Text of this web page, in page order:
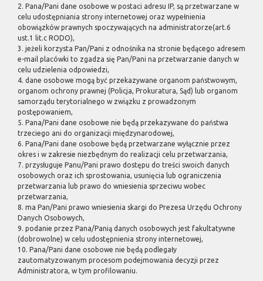
2. Pana/Pani dane osobowe w postaci adresu IP, są przetwarzane w
celu udostępniania strony internetowej oraz wypełnienia
obowiązków prawnych spoczywających na administratorze(art.6
ust.1 lit.c RODO),
3. jeżeli korzysta Pan/Pani z odnośnika na stronie będącego adresem
e-mail placówki to zgadza się Pan/Pani na przetwarzanie danych w
celu udzielenia odpowiedzi,
4. dane osobowe mogą być przekazywane organom państwowym,
organom ochrony prawnej (Policja, Prokuratura, Sąd) lub organom
samorządu terytorialnego w związku z prowadzonym
postępowaniem,
5. Pana/Pani dane osobowe nie będą przekazywane do państwa
trzeciego ani do organizacji międzynarodowej,
6. Pana/Pani dane osobowe będą przetwarzane wyłącznie przez
okres i w zakresie niezbędnym do realizacji celu przetwarzania,
7. przysługuje Panu/Pani prawo dostępu do treści swoich danych
osobowych oraz ich sprostowania, usunięcia lub ograniczenia
przetwarzania lub prawo do wniesienia sprzeciwu wobec
przetwarzania,
8. ma Pan/Pani prawo wniesienia skargi do Prezesa Urzędu Ochrony
Danych Osobowych,
9. podanie przez Pana/Panią danych osobowych jest fakultatywne
(dobrowolne) w celu udostępnienia strony internetowej,
10. Pana/Pani dane osobowe nie będą podlegały
zautomatyzowanym procesom podejmowania decyzji przez
Administratora, w tym profilowaniu.